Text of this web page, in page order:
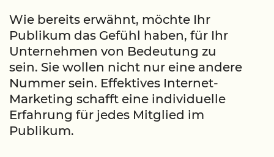
Wie bereits erwähnt, möchte Ihr
Publikum das Gefühl haben, für Ihr
Unternehmen von Bedeutung zu
sein. Sie wollen nicht nur eine andere
Nummer sein. Effektives Internet-
Marketing schafft eine individuelle
Erfahrung für jedes Mitglied im
Publikum.